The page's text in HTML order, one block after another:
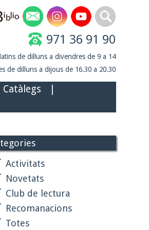
971 36 91 90
de dilluns a divendres de 9 a 14
de dilluns a dijous de 16.30 a 20.30
Catàlegs
Activitats
Novetats
Club de lectura
Recomanacions
Totes